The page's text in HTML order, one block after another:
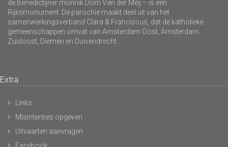
de Benedictijner monnik Dom Van der Meij – is een
Rijksmonument. De parochie maakt deel uit van het
samenwerkingsverband Clara & Franciscus, dat de katholieke
gemeenschappen omvat van Amsterdam Oost, Amsterdam
Zuidoost, Diemen en Duivendrecht.
Extra
Links
Misintenties opgeven
Uitvaarten aanvragen